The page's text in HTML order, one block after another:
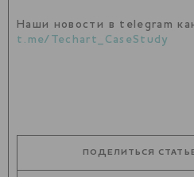
Наши новости в telegram
t.me/Techart_CaseStudy
ПОДЕЛИТЬСЯ